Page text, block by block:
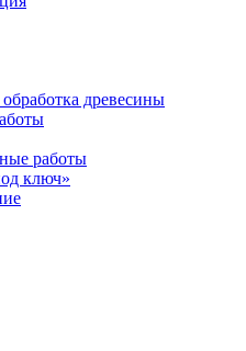
древесины
работы
ключ»